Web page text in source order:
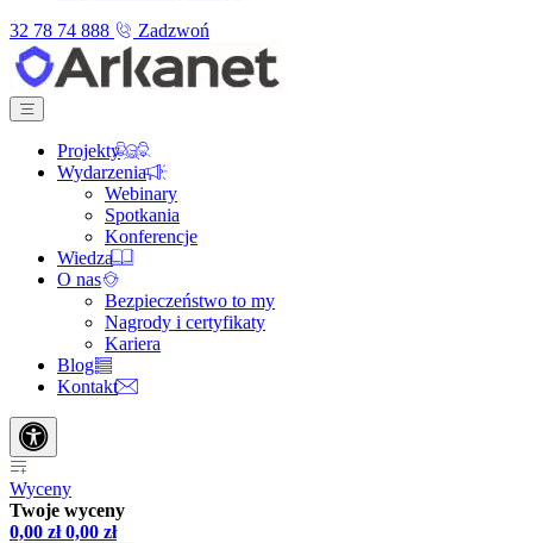
32 78 74 888
Zadzwoń
Projekty
Wydarzenia
Webinary
Spotkania
Konferencje
Wiedza
O nas
Bezpieczeństwo to my
Nagrody i certyfikaty
Kariera
Blog
Kontakt
Wyceny
Twoje wyceny
0,00 zł 0,00 zł